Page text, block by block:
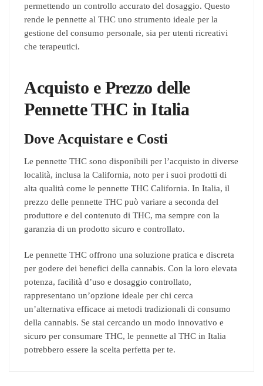
permettendo un controllo accurato del dosaggio. Questo
rende le pennette al THC uno strumento ideale per la
gestione del consumo personale, sia per utenti ricreativi
che terapeutici.
Acquisto e Prezzo delle
Pennette THC in Italia
Dove Acquistare e Costi
Le pennette THC sono disponibili per l’acquisto in diverse
località, inclusa la California, noto per i suoi prodotti di
alta qualità come le pennette THC California. In Italia, il
prezzo delle pennette THC può variare a seconda del
produttore e del contenuto di THC, ma sempre con la
garanzia di un prodotto sicuro e controllato.
Le pennette THC offrono una soluzione pratica e discreta
per godere dei benefici della cannabis. Con la loro elevata
potenza, facilità d’uso e dosaggio controllato,
rappresentano un’opzione ideale per chi cerca
un’alternativa efficace ai metodi tradizionali di consumo
della cannabis. Se stai cercando un modo innovativo e
sicuro per consumare THC, le pennette al THC in Italia
potrebbero essere la scelta perfetta per te.